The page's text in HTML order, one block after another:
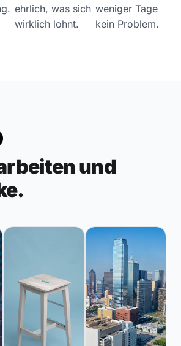
ehrlich, was sich
wirklich lohnt.
weniger Tage
kein Problem.
und